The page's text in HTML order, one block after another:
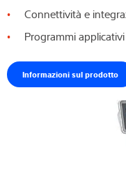
Connettività e
Programmi
Informazioni sul prodotto